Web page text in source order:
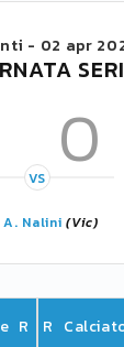
- 02 apr
0
VS
A. Nalini (Vic)
R R